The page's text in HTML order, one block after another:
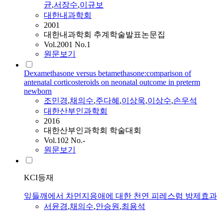
균,서장수,이규보
대한내과학회
2001
대한내과학회 추계학술발표논문집
Vol.2001 No.1
원문보기
Dexamethasone versus betamethasone:comparison of
antenatal corticosteroids on neonatal outcome in preterm
newborn
조민경,채의수,주다혜 ,이상욱,이상수,손우석
대한산부인과학회
2016
대한산부인과학회 학술대회
Vol.102 No.-
원문보기
KCI등재
잎들깨에서 차먼지응애에 대한 천연 피레스럼 방제효과
서윤경,채의수,안승원,최용석